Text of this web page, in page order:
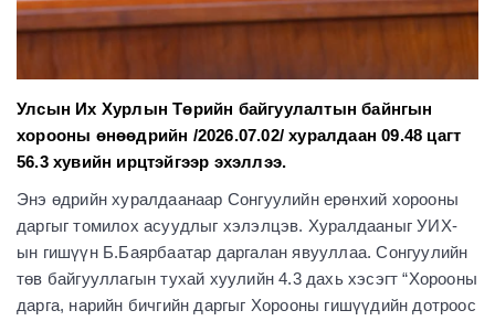
Улсын Их Хурлын Төрийн байгуулалтын байнгын
хорооны өнөөдрийн /2026.07.02/ хуралдаан 09.48 цагт
56.3 хувийн ирцтэйгээр эхэллээ.
Энэ өдрийн хуралдаанаар Сонгуулийн ерөнхий хорооны
даргыг томилох асуудлыг хэлэлцэв. Хуралдааныг УИХ-
ын гишүүн Б.Баярбаатар даргалан явууллаа. Сонгуулийн
төв байгууллагын тухай хуулийн 4.3 дахь хэсэгт “Хорооны
дарга, нарийн бичгийн даргыг Хорооны гишүүдийн дотроос